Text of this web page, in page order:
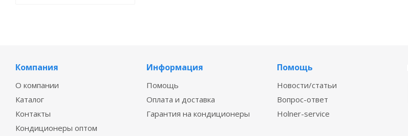
Компания
О компании
Каталог
Контакты
Кондиционеры оптом
Информация
Помощь
Оплата и доставка
Гарантия на кондиционеры
Помощь
Новости/статьи
Вопрос-ответ
Holner-service